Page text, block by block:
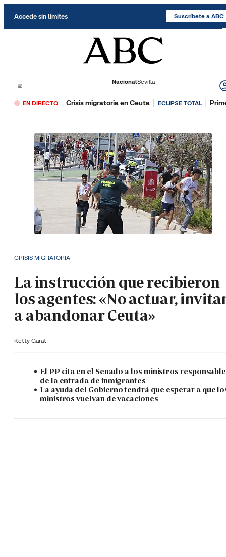
Accede sin límites Suscríbete a ABC
NacionalSevilla
EN DIRECTO Crisis migratoria en Ceuta ECLIPSE TOTAL
CRISIS MIGRATORIA
La instrucción que recibieron
los agentes: «No actuar,
a abandonar Ceuta»
Ketty Garat
El PP cita en el Senado a los ministros
de la entrada de inmigrantes
La ayuda del Gobierno tendrá que esperar a que
ministros vuelvan de vacaciones